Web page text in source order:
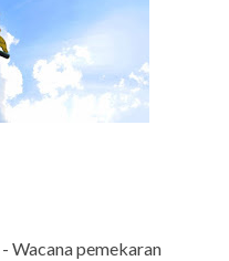
- Wacana pemekaran